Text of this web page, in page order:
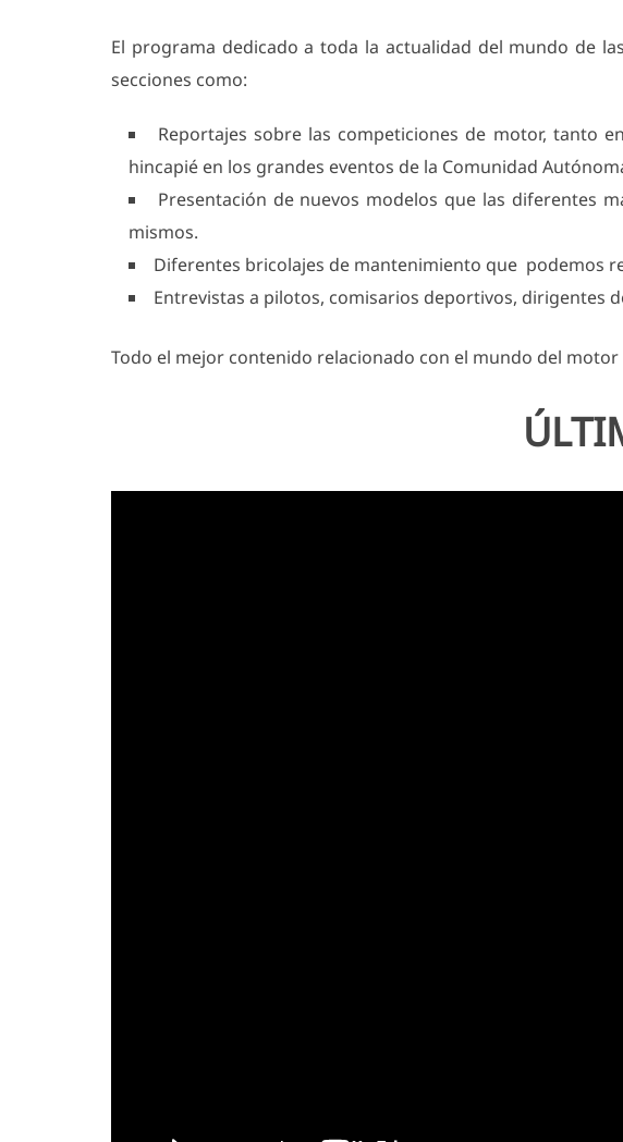
El programa dedicado a toda la actualidad del mundo de
secciones como:
Reportajes sobre las competiciones de motor, tanto
hincapié en los grandes eventos de la Comunidad
Presentación de nuevos modelos que las diferentes
mismos.
Diferentes bricolajes de mantenimiento que podemos
Entrevistas a pilotos, comisarios deportivos, dirigentes
Todo el mejor contenido relacionado con el mundo del motor